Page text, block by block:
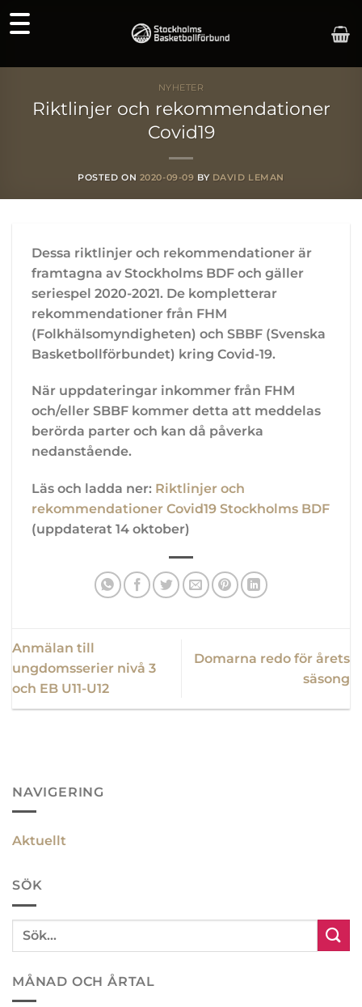
Skip
to
NYHETER
Riktlinjer och rekommendationer
Covid19
POSTED ON 2020-09-09 BY DAVID LEMAN
Dessa riktlinjer och rekommendationer är
framtagna av Stockholms BDF och gäller
seriespel 2020-2021. De kompletterar
rekommendationer från FHM
(Folkhälsomyndigheten) och SBBF (Svenska
Basketbollförbundet) kring Covid-19.
När uppdateringar inkommer från FHM
och/eller SBBF kommer detta att meddelas
berörda parter och kan då påverka
nedanstående.
Läs och ladda ner: Riktlinjer och
rekommendationer Covid19 Stockholms BDF
(uppdaterat 14 oktober)
Anmälan till
ungdomsserier nivå 3
och EB U11-U12
Domarna redo för årets
säsong
NAVIGERING
Aktuellt
SÖK
MÅNAD OCH ÅRTAL